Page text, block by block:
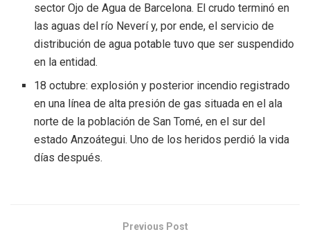
sector Ojo de Agua de Barcelona. El crudo terminó en
las aguas del río Neverí y, por ende, el servicio de
distribución de agua potable tuvo que ser suspendido
en la entidad.
18 octubre: explosión y posterior incendio registrado
en una línea de alta presión de gas situada en el ala
norte de la población de San Tomé, en el sur del
estado Anzoátegui. Uno de los heridos perdió la vida
días después.
Previous Post